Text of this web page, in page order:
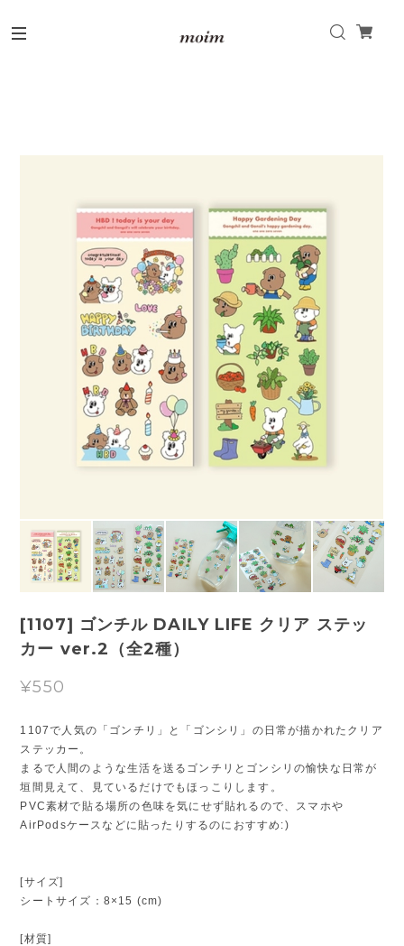
[1107] ゴンチル DAILY LIFE クリア ステッ
カー ver.2（全2種）
¥550
1107で人気の「ゴンチリ」と「ゴンシリ」の日常が描かれたクリア
ステッカー。
まるで人間のような生活を送るゴンチリとゴンシリの愉快な日常が
垣間見えて、見ているだけでもほっこりします。
PVC素材で貼る場所の色味を気にせず貼れるので、スマホや
AirPodsケースなどに貼ったりするのにおすすめ:)
[サイズ]
シートサイズ：8×15 (cm)
[材質]